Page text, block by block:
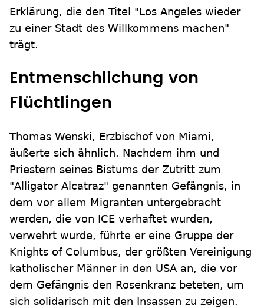
Erklärung, die den Titel "Los Angeles wieder
zu einer Stadt des Willkommens machen"
trägt.
Entmenschlichung von
Flüchtlingen
Thomas Wenski, Erzbischof von Miami,
äußerte sich ähnlich. Nachdem ihm und
Priestern seines Bistums der Zutritt zum
"Alligator Alcatraz" genannten Gefängnis, in
dem vor allem Migranten untergebracht
werden, die von ICE verhaftet wurden,
verwehrt wurde, führte er eine Gruppe der
Knights of Columbus, der größten Vereinigung
katholischer Männer in den USA an, die vor
dem Gefängnis den Rosenkranz beteten, um
sich solidarisch mit den Insassen zu zeigen.